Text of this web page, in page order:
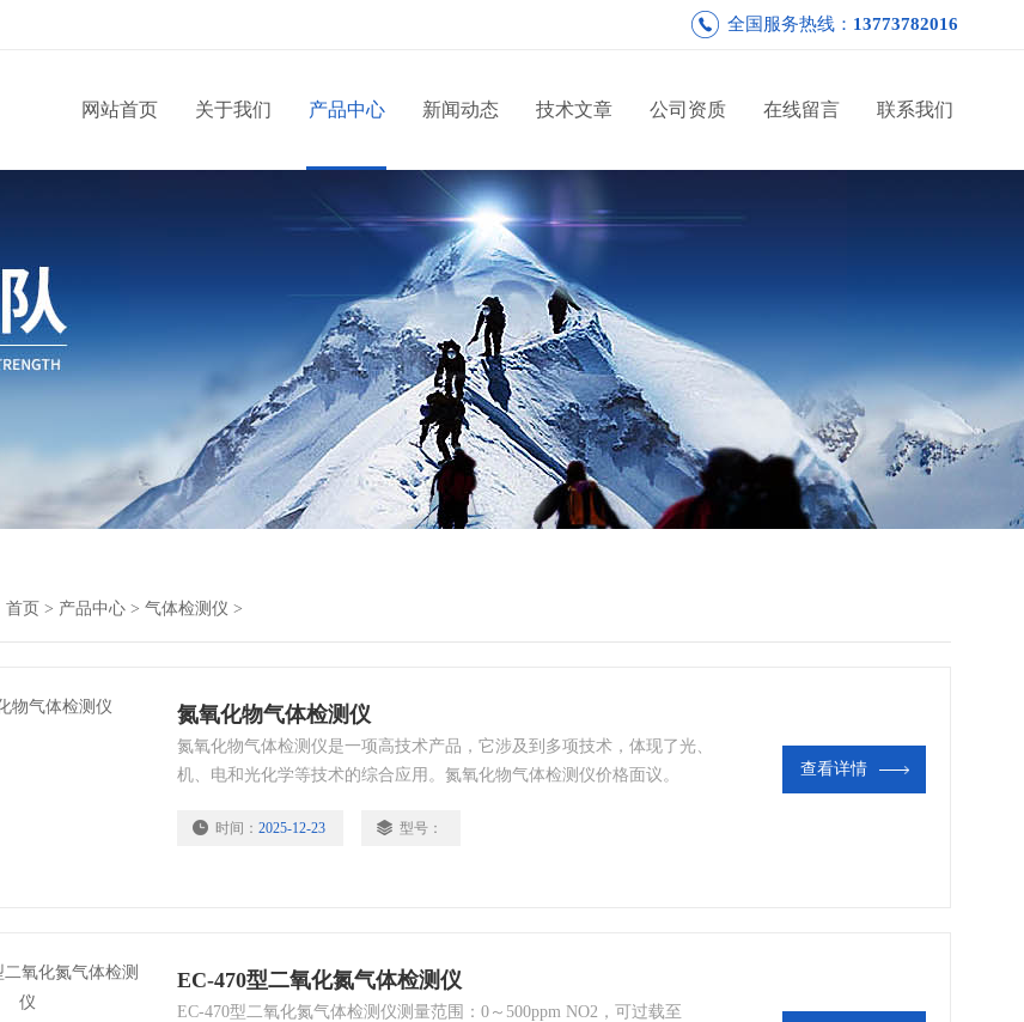
全国服务热线： 13773782016
网站首页 关于我们 产品中心 新闻动态 技术文章 公司资质 在线留言 联系我们
首页 > 产品中心 > 气体检测仪 >
氮氧化物气体检测仪
氮氧化物气体检测仪是一项高技术产品，它涉及到多项技术，体现了光、
机、电和光化学等技术的综合应用。氮氧化物气体检测仪价格面议。
时间： 2025-12-23 型号：
查看详情
EC-470型二氧化氮气体检测仪
EC-470型二氧化氮气体检测仪测量范围：0～500ppm NO2，可过载至